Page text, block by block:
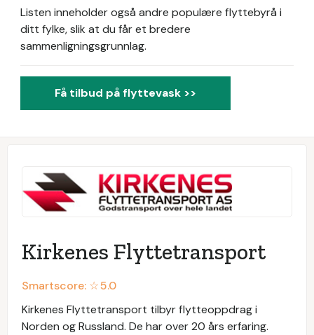
Listen inneholder også andre populære flyttebyrå i
ditt fylke, slik at du får et bredere
sammenligningsgrunnlag.
Få tilbud på flyttevask >>
Kirkenes Flyttetransport
Smartscore: ☆5.0
Kirkenes Flyttetransport tilbyr flytteoppdrag i
Norden og Russland. De har over 20 års erfaring.